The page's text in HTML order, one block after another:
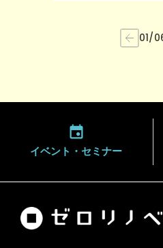
01/
イベント・ セミナー